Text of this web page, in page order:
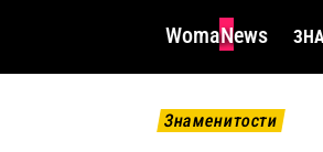
WomaNews
Знаменитости